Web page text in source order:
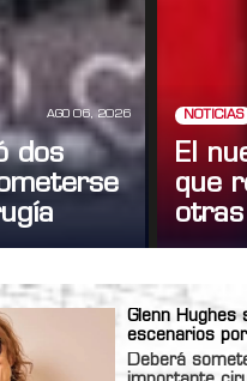
AGO 06, 2026
dos
NOTICIAS
El
que
Glenn
escenarios
Deberá